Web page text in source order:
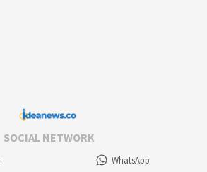
SOCIAL NETWORK
WhatsApp